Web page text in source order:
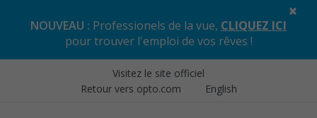
NOUVEAU : Professionels de la vue, CLIQUEZ ICI
pour trouver l'emploi de vos rêves !
×
Visitez le site officiel
Retour vers opto.com
English